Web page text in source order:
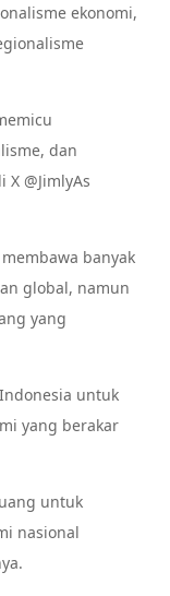
ekonomi,
dan
@JimlyAs
banyak
global, namun
yang
untuk
yang berakar
untuk
nasional